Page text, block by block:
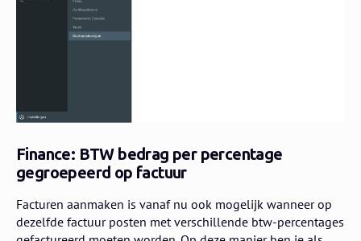
Finance: BTW bedrag per percentage
gegroepeerd op factuur
Facturen aanmaken is vanaf nu ook mogelijk wanneer op
dezelfde factuur posten met verschillende btw-percentages